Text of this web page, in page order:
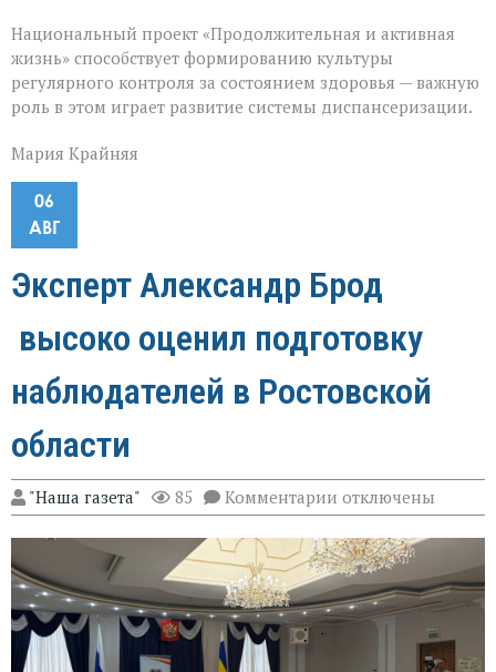
Национальный проект «Продолжительная и активная
жизнь» способствует формированию культуры
регулярного контроля за состоянием здоровья — важную
роль в этом играет развитие системы диспансеризации.
Мария Крайняя
06
АВГ
Эксперт Александр Брод
высоко оценил подготовку
наблюдателей в Ростовской
области
"Наша газета" 85 Комментарии к
записи
Эксперт
Александр
Брод
высоко
оценил
подготовку
наблюдателей
отключены